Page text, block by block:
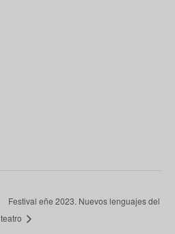
Festival eñe 2023. Nuevos lenguajes del
teatro